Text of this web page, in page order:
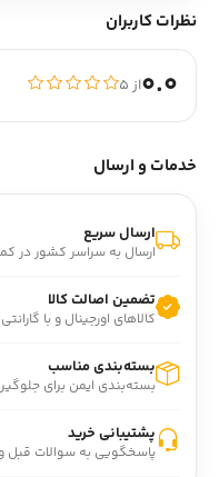
نظرات کاربران
0.0از ۵
خدمات و ارسال
ارسال سریع
ارسال به سراسر کشور در
تضمین اصالت کالا
کالاهای اورجینال و با
بسته‌بندی مناسب
بسته‌بندی ایمن برای
پشتیبانی خرید
پاسخگویی به سوالات قبل و